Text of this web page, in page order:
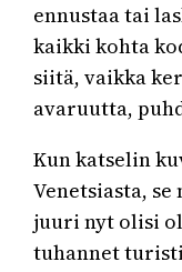
ennustaa tai
kaikki kohta
siitä, vaikka
avaruutta,
Kun katselin
Venetsiasta,
juuri nyt olisi
tuhannet